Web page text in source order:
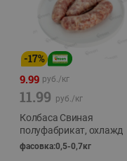
-17%
9.99 руб./кг
11.99 руб./кг
Колбаса Свиная
полуфабрикат, охлажд
фасовка:0,5-0,7кг